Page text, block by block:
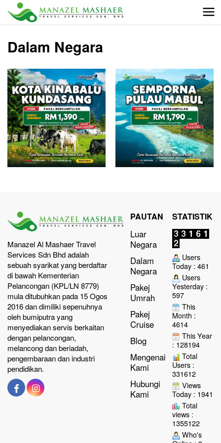
Dalam Negara
Manazel Al Mashaer Travel
Services Sdn Bhd adalah
sebuah syarikat yang berdaftar
di bawah Kementerian
Pelancongan (KPL/LN 8779)
mula ditubuhkan pada 15 Ogos
2016 dan dimiliki sepenuhnya
oleh bumiputra yang
menyediakan servis berkaitan
dengan pelancongan,
melancong dan beriadah,
pengembaraan dan industri
pendidikan.
PAUTAN
Luar
Negara
Dalam
Negara
Pakej
Umrah
Pakej
Cruise
Blog
Mengenai
Kami
Hubungi
Kami
STATISTIK
Users
Today : 461
Users
Yesterday :
597
This
Month :
4614
This Year
: 128194
Total
Users :
331612
Views
Today : 1941
Total
views :
1355122
Who's